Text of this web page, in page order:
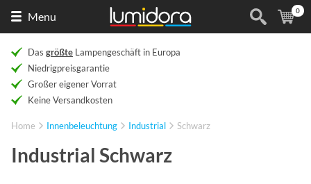
Menu (
0
Das größte Lampengeschäft in Europa
Niedrigpreisgarantie
Großer eigener Vorrat
Keine Versandkosten
Home Innenbeleuchtung Industrial Schwarz
Industrial Schwarz